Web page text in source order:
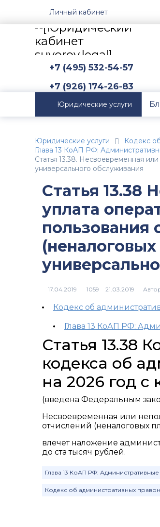
Личный кабинет
+7 (495) 532-54-57
+7 (926) 174-26-83
Юридические услуги
Юридические услуги
Кодекс
Глава 13 КоАП РФ:
Статья 13.38. Несвоевременная
универсального обслуживания
Статья 13.38
уплата
пользования
1059
Кодекс об
Глава 13 КоАП РФ:
Статья 13.38
кодекса об
на 2026 год
(введена Федеральным
Несвоевременная или
отчислений (неналоговых
влечет наложение
до ста тысяч рублей.
Глава 13 КоАП РФ:
Кодекс об административных